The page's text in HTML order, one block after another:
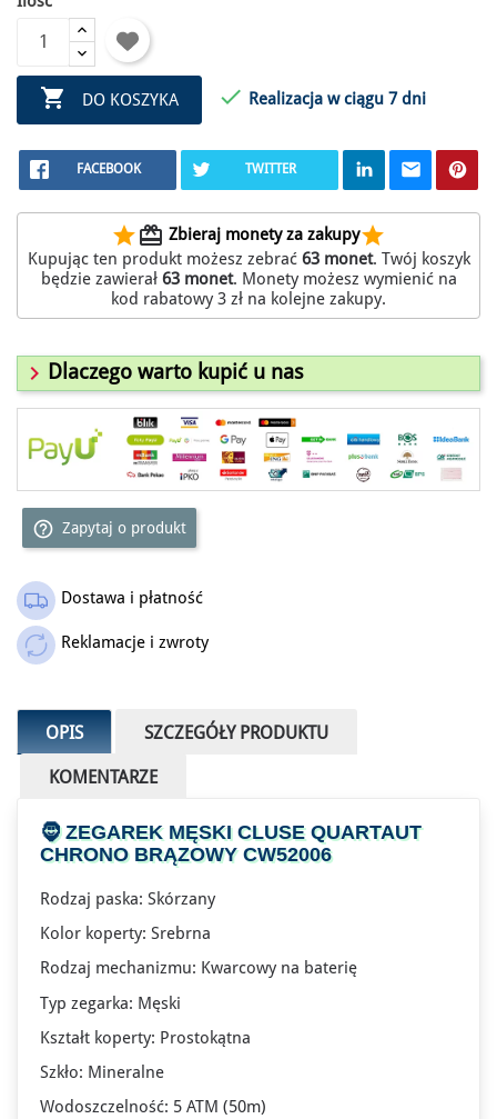
 DO KOSZYKA  Realizacja w ciągu 7 dni
FACEBOOK TWITTER
starredeem Zbieraj monety za zakupystar
Kupując ten produkt możesz zebrać 63monet. Twój koszyk
będzie zawierał 63monet. Monety możesz wymienić na
kod rabatowy 3 zł na kolejne zakupy.
 Dlaczego warto kupić u nas
help_outline Zapytaj o produkt
Dostawa i płatność
Reklamacje i zwroty
OPIS SZCZEGÓŁY PRODUKTU
KOMENTARZE
🧔ZEGAREK MĘSKI CLUSEQUARTAUT
CHRONO BRĄZOWY CW52006
Rodzaj paska: Skórzany
Kolor koperty: Srebrna
Rodzaj mechanizmu: Kwarcowy na baterię
Typ zegarka: Męski
Kształt koperty: Prostokątna
Szkło: Mineralne
Wodoszczelność: 5 ATM (50m)